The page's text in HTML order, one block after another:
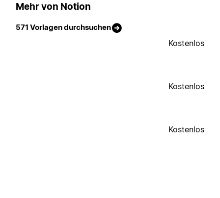
Mehr von Notion
571 Vorlagen durchsuchen
Kostenlos
Kostenlos
Kostenlos